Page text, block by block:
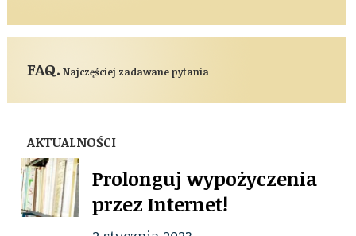
FAQ. Najczęściej zadawane pytania
AKTUALNOŚCI
Prolonguj wypożyczenia
przez Internet!